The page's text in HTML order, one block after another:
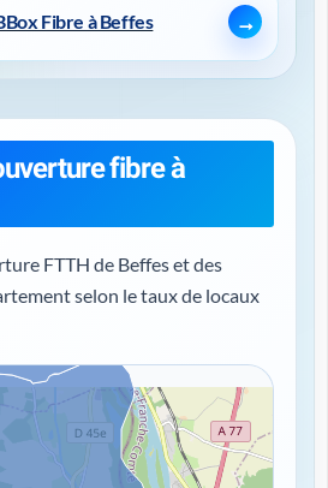
Fibre à Beffes
fibre à
FTTH de Beffes et des
selon le taux de locaux